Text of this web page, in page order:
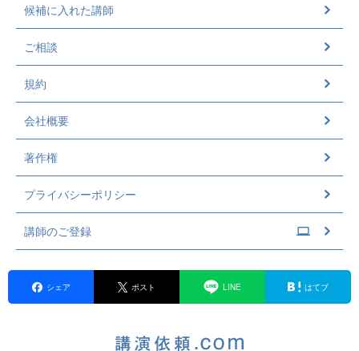
候補に入れた講師
ご相談
規約
会社概要
著作権
プライバシーポリシー
講師のご登録
シェア ポスト LINE はてブ